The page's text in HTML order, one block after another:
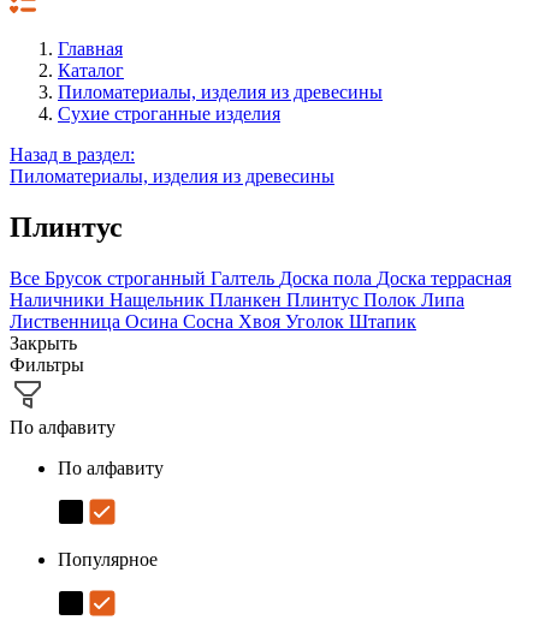
Главная
Каталог
Пиломатериалы, изделия из древесины
Сухие строганные изделия
Назад в раздел:
Пиломатериалы, изделия из древесины
Плинтус
Все Брусок строганный Галтель Доска пола Доска террасная
Наличники Нащельник Планкен Плинтус Полок Липа
Лиственница Осина Сосна Хвоя Уголок Штапик
Закрыть
Фильтры
По алфавиту
По алфавиту
Популярное